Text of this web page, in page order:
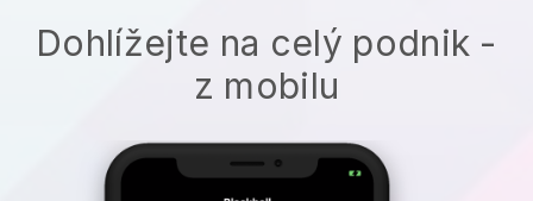
Dohlížejte na celý podnik -
z mobilu